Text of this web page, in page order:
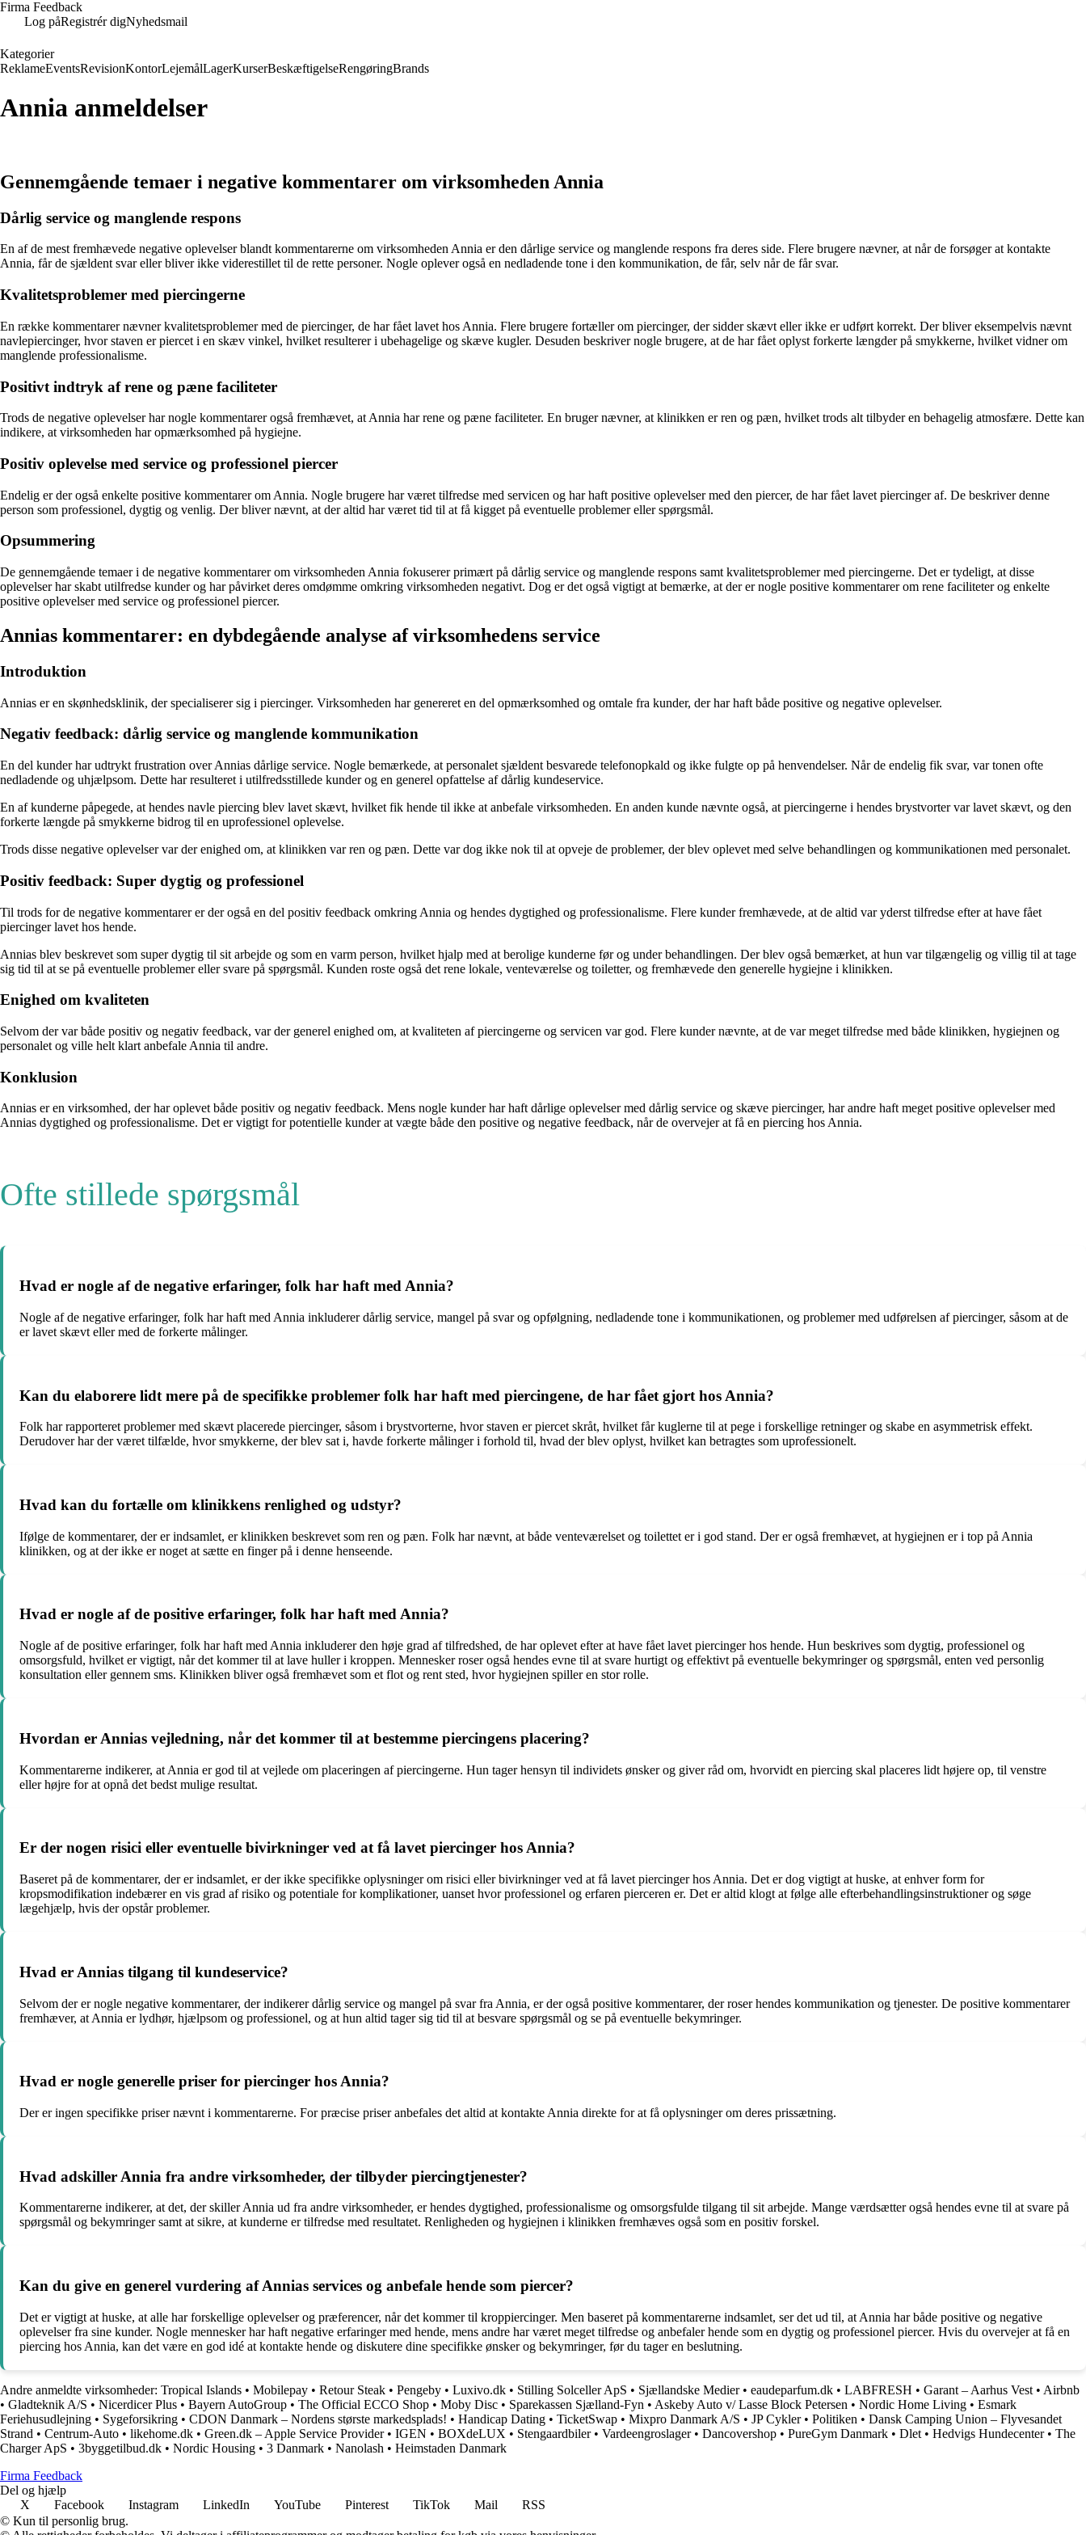
Firma Feedback
Log påRegistrér digNyhedsmail
Kategorier
ReklameEventsRevisionKontorLejemålLagerKurserBeskæftigelseRengøringBrands
Annia anmeldelser
Gennemgående temaer i negative kommentarer om virksomheden Annia
Dårlig service og manglende respons
En af de mest fremhævede negative oplevelser blandt kommentarerne om virksomheden Annia er den dårlige service og manglende respons fra deres side. Flere brugere nævner, at når de forsøger at kontakte
Annia, får de sjældent svar eller bliver ikke viderestillet til de rette personer. Nogle oplever også en nedladende tone i den kommunikation, de får, selv når de får svar.
Kvalitetsproblemer med piercingerne
En række kommentarer nævner kvalitetsproblemer med de piercinger, de har fået lavet hos Annia. Flere brugere fortæller om piercinger, der sidder skævt eller ikke er udført korrekt. Der bliver eksempelvis nævnt
navlepiercinger, hvor staven er piercet i en skæv vinkel, hvilket resulterer i ubehagelige og skæve kugler. Desuden beskriver nogle brugere, at de har fået oplyst forkerte længder på smykkerne, hvilket vidner om
manglende professionalisme.
Positivt indtryk af rene og pæne faciliteter
Trods de negative oplevelser har nogle kommentarer også fremhævet, at Annia har rene og pæne faciliteter. En bruger nævner, at klinikken er ren og pæn, hvilket trods alt tilbyder en behagelig atmosfære. Dette kan
indikere, at virksomheden har opmærksomhed på hygiejne.
Positiv oplevelse med service og professionel piercer
Endelig er der også enkelte positive kommentarer om Annia. Nogle brugere har været tilfredse med servicen og har haft positive oplevelser med den piercer, de har fået lavet piercinger af. De beskriver denne
person som professionel, dygtig og venlig. Der bliver nævnt, at der altid har været tid til at få kigget på eventuelle problemer eller spørgsmål.
Opsummering
De gennemgående temaer i de negative kommentarer om virksomheden Annia fokuserer primært på dårlig service og manglende respons samt kvalitetsproblemer med piercingerne. Det er tydeligt, at disse
oplevelser har skabt utilfredse kunder og har påvirket deres omdømme omkring virksomheden negativt. Dog er det også vigtigt at bemærke, at der er nogle positive kommentarer om rene faciliteter og enkelte
positive oplevelser med service og professionel piercer.
Annias kommentarer: en dybdegående analyse af virksomhedens service
Introduktion
Annias er en skønhedsklinik, der specialiserer sig i piercinger. Virksomheden har genereret en del opmærksomhed og omtale fra kunder, der har haft både positive og negative oplevelser.
Negativ feedback: dårlig service og manglende kommunikation
En del kunder har udtrykt frustration over Annias dårlige service. Nogle bemærkede, at personalet sjældent besvarede telefonopkald og ikke fulgte op på henvendelser. Når de endelig fik svar, var tonen ofte
nedladende og uhjælpsom. Dette har resulteret i utilfredsstillede kunder og en generel opfattelse af dårlig kundeservice.
En af kunderne påpegede, at hendes navle piercing blev lavet skævt, hvilket fik hende til ikke at anbefale virksomheden. En anden kunde nævnte også, at piercingerne i hendes brystvorter var lavet skævt, og den
forkerte længde på smykkerne bidrog til en uprofessionel oplevelse.
Trods disse negative oplevelser var der enighed om, at klinikken var ren og pæn. Dette var dog ikke nok til at opveje de problemer, der blev oplevet med selve behandlingen og kommunikationen med personalet.
Positiv feedback: Super dygtig og professionel
Til trods for de negative kommentarer er der også en del positiv feedback omkring Annia og hendes dygtighed og professionalisme. Flere kunder fremhævede, at de altid var yderst tilfredse efter at have fået
piercinger lavet hos hende.
Annias blev beskrevet som super dygtig til sit arbejde og som en varm person, hvilket hjalp med at berolige kunderne før og under behandlingen. Der blev også bemærket, at hun var tilgængelig og villig til at tage
sig tid til at se på eventuelle problemer eller svare på spørgsmål. Kunden roste også det rene lokale, venteværelse og toiletter, og fremhævede den generelle hygiejne i klinikken.
Enighed om kvaliteten
Selvom der var både positiv og negativ feedback, var der generel enighed om, at kvaliteten af piercingerne og servicen var god. Flere kunder nævnte, at de var meget tilfredse med både klinikken, hygiejnen og
personalet og ville helt klart anbefale Annia til andre.
Konklusion
Annias er en virksomhed, der har oplevet både positiv og negativ feedback. Mens nogle kunder har haft dårlige oplevelser med dårlig service og skæve piercinger, har andre haft meget positive oplevelser med
Annias dygtighed og professionalisme. Det er vigtigt for potentielle kunder at vægte både den positive og negative feedback, når de overvejer at få en piercing hos Annia.
Ofte stillede spørgsmål
Hvad er nogle af de negative erfaringer, folk har haft med Annia?
Nogle af de negative erfaringer, folk har haft med Annia inkluderer dårlig service, mangel på svar og opfølgning, nedladende tone i kommunikationen, og problemer med udførelsen af piercinger, såsom at de
er lavet skævt eller med de forkerte målinger.
Kan du elaborere lidt mere på de specifikke problemer folk har haft med piercingene, de har fået gjort hos Annia?
Folk har rapporteret problemer med skævt placerede piercinger, såsom i brystvorterne, hvor staven er piercet skråt, hvilket får kuglerne til at pege i forskellige retninger og skabe en asymmetrisk effekt.
Derudover har der været tilfælde, hvor smykkerne, der blev sat i, havde forkerte målinger i forhold til, hvad der blev oplyst, hvilket kan betragtes som uprofessionelt.
Hvad kan du fortælle om klinikkens renlighed og udstyr?
Ifølge de kommentarer, der er indsamlet, er klinikken beskrevet som ren og pæn. Folk har nævnt, at både venteværelset og toilettet er i god stand. Der er også fremhævet, at hygiejnen er i top på Annia
klinikken, og at der ikke er noget at sætte en finger på i denne henseende.
Hvad er nogle af de positive erfaringer, folk har haft med Annia?
Nogle af de positive erfaringer, folk har haft med Annia inkluderer den høje grad af tilfredshed, de har oplevet efter at have fået lavet piercinger hos hende. Hun beskrives som dygtig, professionel og
omsorgsfuld, hvilket er vigtigt, når det kommer til at lave huller i kroppen. Mennesker roser også hendes evne til at svare hurtigt og effektivt på eventuelle bekymringer og spørgsmål, enten ved personlig
konsultation eller gennem sms. Klinikken bliver også fremhævet som et flot og rent sted, hvor hygiejnen spiller en stor rolle.
Hvordan er Annias vejledning, når det kommer til at bestemme piercingens placering?
Kommentarerne indikerer, at Annia er god til at vejlede om placeringen af piercingerne. Hun tager hensyn til individets ønsker og giver råd om, hvorvidt en piercing skal placeres lidt højere op, til venstre
eller højre for at opnå det bedst mulige resultat.
Er der nogen risici eller eventuelle bivirkninger ved at få lavet piercinger hos Annia?
Baseret på de kommentarer, der er indsamlet, er der ikke specifikke oplysninger om risici eller bivirkninger ved at få lavet piercinger hos Annia. Det er dog vigtigt at huske, at enhver form for
kropsmodifikation indebærer en vis grad af risiko og potentiale for komplikationer, uanset hvor professionel og erfaren pierceren er. Det er altid klogt at følge alle efterbehandlingsinstruktioner og søge
lægehjælp, hvis der opstår problemer.
Hvad er Annias tilgang til kundeservice?
Selvom der er nogle negative kommentarer, der indikerer dårlig service og mangel på svar fra Annia, er der også positive kommentarer, der roser hendes kommunikation og tjenester. De positive kommentarer
fremhæver, at Annia er lydhør, hjælpsom og professionel, og at hun altid tager sig tid til at besvare spørgsmål og se på eventuelle bekymringer.
Hvad er nogle generelle priser for piercinger hos Annia?
Der er ingen specifikke priser nævnt i kommentarerne. For præcise priser anbefales det altid at kontakte Annia direkte for at få oplysninger om deres prissætning.
Hvad adskiller Annia fra andre virksomheder, der tilbyder piercingtjenester?
Kommentarerne indikerer, at det, der skiller Annia ud fra andre virksomheder, er hendes dygtighed, professionalisme og omsorgsfulde tilgang til sit arbejde. Mange værdsætter også hendes evne til at svare på
spørgsmål og bekymringer samt at sikre, at kunderne er tilfredse med resultatet. Renligheden og hygiejnen i klinikken fremhæves også som en positiv forskel.
Kan du give en generel vurdering af Annias services og anbefale hende som piercer?
Det er vigtigt at huske, at alle har forskellige oplevelser og præferencer, når det kommer til kroppiercinger. Men baseret på kommentarerne indsamlet, ser det ud til, at Annia har både positive og negative
oplevelser fra sine kunder. Nogle mennesker har haft negative erfaringer med hende, mens andre har været meget tilfredse og anbefaler hende som en dygtig og professionel piercer. Hvis du overvejer at få en
piercing hos Annia, kan det være en god idé at kontakte hende og diskutere dine specifikke ønsker og bekymringer, før du tager en beslutning.
Andre anmeldte virksomheder: Tropical Islands • Mobilepay • Retour Steak • Pengeby • Luxivo.dk • Stilling Solceller ApS • Sjællandske Medier• eaudeparfum.dk • LABFRESH • Garant – Aarhus Vest • Airbnb
• Gladteknik A/S • Nicerdicer Plus • Bayern AutoGroup • The Official ECCO Shop • Moby Disc • Sparekassen Sjælland-Fyn • Askeby Auto v/ Lasse Block Petersen • Nordic Home Living • Esmark
Feriehusudlejning • Sygeforsikring • CDON Danmark – Nordens største markedsplads! • Handicap Dating • TicketSwap • Mixpro Danmark A/S • JP Cykler• Politiken • Dansk Camping Union – Flyvesandet
Strand • Centrum-Auto • likehome.dk • Green.dk – Apple Service Provider• IGEN • BOXdeLUX • Stengaardbiler• Vardeengroslager• Dancovershop • PureGym Danmark • Dlet • Hedvigs Hundecenter• The
Charger ApS • 3byggetilbud.dk • Nordic Housing • 3 Danmark • Nanolash • Heimstaden Danmark
Firma Feedback
Del og hjælp
X
Facebook Instagram LinkedIn YouTube Pinterest TikTok Mail
RSS
© Kun til personlig brug.